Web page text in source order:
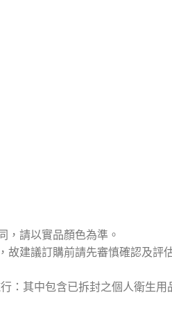
，請以實品顏色為準。
建議訂購前請先審慎確認及評
：其中包含已拆封之個人衛生用